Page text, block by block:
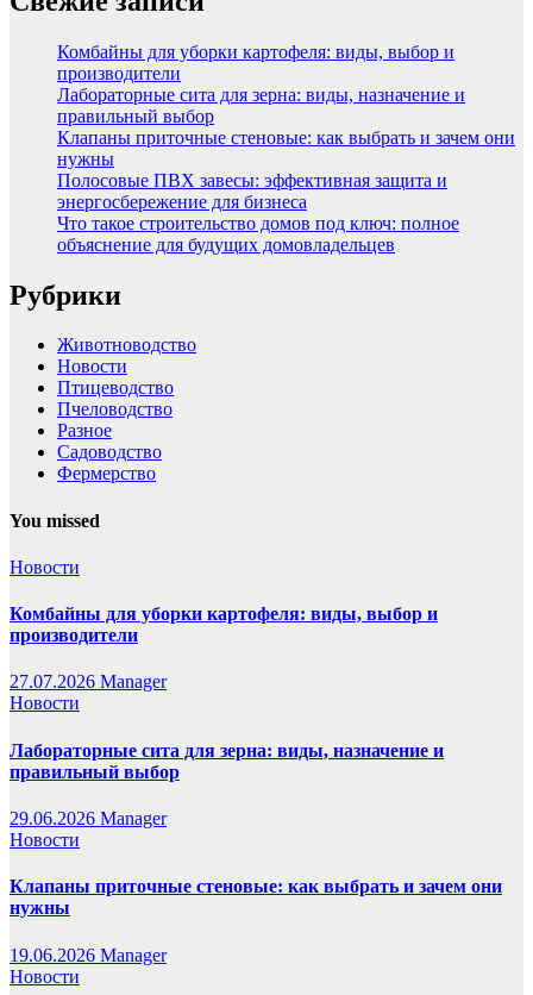
Комбайны для уборки картофеля: виды, выбор и
производители
Лабораторные сита для зерна: виды, назначение и
правильный выбор
Клапаны приточные стеновые: как выбрать и зачем они
нужны
Полосовые ПВХ завесы: эффективная защита и
энергосбережение для бизнеса
Что такое строительство домов под ключ: полное
объяснение для будущих домовладельцев
Рубрики
Животноводство
Новости
Птицеводство
Пчеловодство
Разное
Садоводство
Фермерство
You missed
Новости
Комбайны для уборки картофеля: виды, выбор и
производители
27.07.2026 Manager
Новости
Лабораторные сита для зерна: виды, назначение и
правильный выбор
29.06.2026 Manager
Новости
Клапаны приточные стеновые: как выбрать и зачем они
нужны
19.06.2026 Manager
Новости